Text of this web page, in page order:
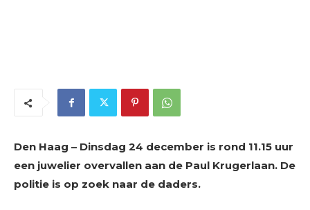
Den Haag – Dinsdag 24 december is rond 11.15 uur
een juwelier overvallen aan de Paul Krugerlaan. De
politie is op zoek naar de daders.